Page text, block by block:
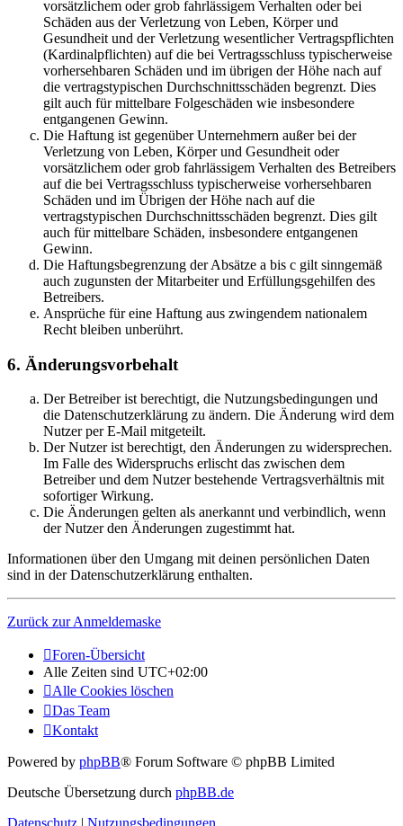
vorsätzlichem oder grob fahrlässigem Verhalten oder bei
Schäden aus der Verletzung von Leben, Körper und
Gesundheit und der Verletzung wesentlicher Vertragspflichten
(Kardinalpflichten) auf die bei Vertragsschluss typischerweise
vorhersehbaren Schäden und im übrigen der Höhe nach auf
die vertragstypischen Durchschnittsschäden begrenzt. Dies
gilt auch für mittelbare Folgeschäden wie insbesondere
entgangenen Gewinn.
Die Haftung ist gegenüber Unternehmern außer bei der
Verletzung von Leben, Körper und Gesundheit oder
vorsätzlichem oder grob fahrlässigem Verhalten des Betreibers
auf die bei Vertragsschluss typischerweise vorhersehbaren
Schäden und im Übrigen der Höhe nach auf die
vertragstypischen Durchschnittsschäden begrenzt. Dies gilt
auch für mittelbare Schäden, insbesondere entgangenen
Gewinn.
Die Haftungsbegrenzung der Absätze a bis c gilt sinngemäß
auch zugunsten der Mitarbeiter und Erfüllungsgehilfen des
Betreibers.
Ansprüche für eine Haftung aus zwingendem nationalem
Recht bleiben unberührt.
6. Änderungsvorbehalt
Der Betreiber ist berechtigt, die Nutzungsbedingungen und
die Datenschutzerklärung zu ändern. Die Änderung wird dem
Nutzer per E-Mail mitgeteilt.
Der Nutzer ist berechtigt, den Änderungen zu widersprechen.
Im Falle des Widerspruchs erlischt das zwischen dem
Betreiber und dem Nutzer bestehende Vertragsverhältnis mit
sofortiger Wirkung.
Die Änderungen gelten als anerkannt und verbindlich, wenn
der Nutzer den Änderungen zugestimmt hat.
Informationen über den Umgang mit deinen persönlichen Daten
sind in der Datenschutzerklärung enthalten.
Zurück zur Anmeldemaske
Foren-Übersicht
Alle Zeiten sind UTC+02:00
Alle Cookies löschen
Das Team
Kontakt
Powered by phpBB® Forum Software © phpBB Limited
Deutsche Übersetzung durch phpBB.de